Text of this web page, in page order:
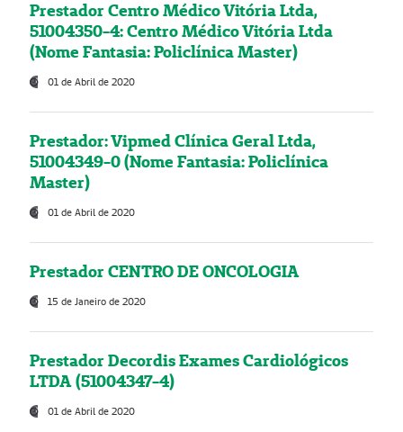
Prestador Centro Médico Vitória Ltda,
51004350-4: Centro Médico Vitória Ltda
(Nome Fantasia: Policlínica Master)
01 de Abril de 2020
Prestador: Vipmed Clínica Geral Ltda,
51004349-0 (Nome Fantasia: Policlínica
Master)
01 de Abril de 2020
Prestador CENTRO DE ONCOLOGIA
15 de Janeiro de 2020
Prestador Decordis Exames Cardiológicos
LTDA (51004347-4)
01 de Abril de 2020